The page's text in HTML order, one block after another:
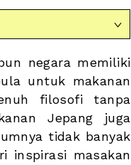

negara memiliki
untuk makanan
filosofi tanpa
Jepang juga
tidak banyak
inspirasi masakan